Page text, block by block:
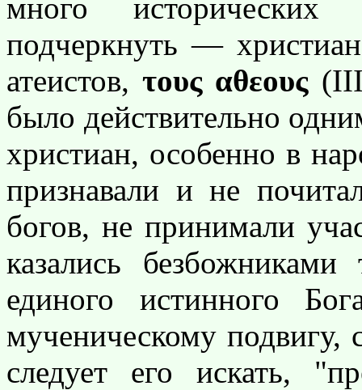
много
подчеркнуть —
атеистов,τους αθεους
было действительно
христиан, особенно в
признавали и не
богов, не принимали
казались
единого истинного
мученическому подвигу,
следует его искать,